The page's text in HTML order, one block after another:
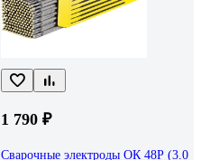
1 790 ₽
Сварочные электроды ОК 48Р (3.0